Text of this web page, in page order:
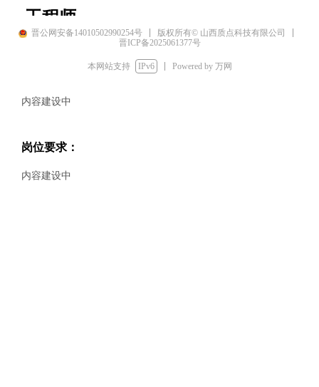
工程师
内容建设中
岗位要求：
内容建设中
晋公网安备14010502990254号
版权所有© 山西质点科技有限公司
晋ICP备2025061377号
本网站支持 IPv6 Powered by 万网